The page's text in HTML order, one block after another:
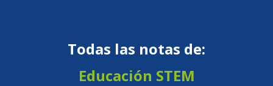
Todas las notas de:
Educación STEM